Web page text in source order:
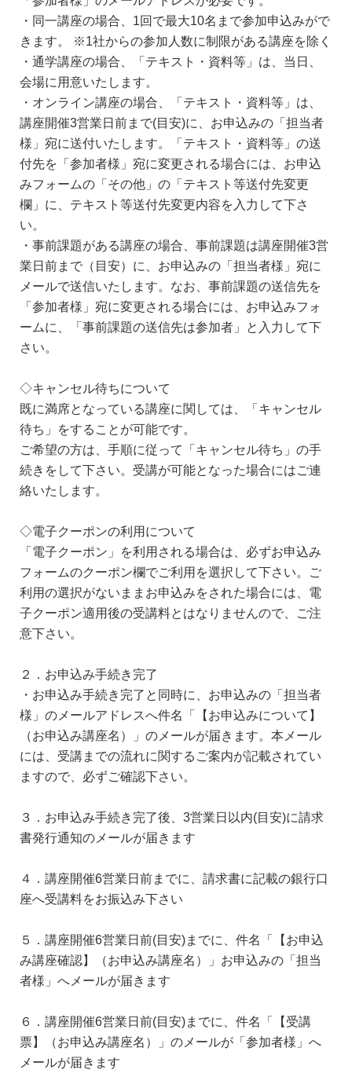
・同一講座の場合、1回で最大10名まで参加申込みがで
きます。 ※1社からの参加人数に制限がある講座を除く
・通学講座の場合、「テキスト・資料等」は、当日、
会場に用意いたします。
・オンライン講座の場合、「テキスト・資料等」は、
講座開催3営業日前まで(目安)に、お申込みの「担当者
様」宛に送付いたします。「テキスト・資料等」の送
付先を「参加者様」宛に変更される場合には、お申込
みフォームの「その他」の「テキスト等送付先変更
欄」に、テキスト等送付先変更内容を入力して下さ
い。
・事前課題がある講座の場合、事前課題は講座開催3営
業日前まで（目安）に、お申込みの「担当者様」宛に
メールで送信いたします。なお、事前課題の送信先を
「参加者様」宛に変更される場合には、お申込みフォ
ームに、「事前課題の送信先は参加者」と入力して下
さい。
◇キャンセル待ちについて
既に満席となっている講座に関しては、「キャンセル
待ち」をすることが可能です。
ご希望の方は、手順に従って「キャンセル待ち」の手
続きをして下さい。受講が可能となった場合にはご連
絡いたします。
◇電子クーポンの利用について
「電子クーポン」を利用される場合は、必ずお申込み
フォームのクーポン欄でご利用を選択して下さい。ご
利用の選択がないままお申込みをされた場合には、電
子クーポン適用後の受講料とはなりませんので、ご注
意下さい。
２．お申込み手続き完了
・お申込み手続き完了と同時に、お申込みの「担当者
様」のメールアドレスへ件名「【お申込みについて】
（お申込み講座名）」のメールが届きます。本メール
には、受講までの流れに関するご案内が記載されてい
ますので、必ずご確認下さい。
３．お申込み手続き完了後、3営業日以内(目安)に請求
書発行通知のメールが届きます
４．講座開催6営業日前までに、請求書に記載の銀行口
座へ受講料をお振込み下さい
５．講座開催6営業日前(目安)までに、件名「【お申込
み講座確認】（お申込み講座名）」お申込みの「担当
者様」へメールが届きます
６．講座開催6営業日前(目安)までに、件名「【受講
票】（お申込み講座名）」のメールが「参加者様」へ
メールが届きます